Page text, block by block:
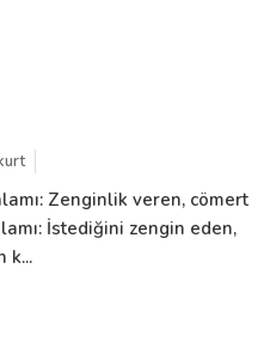
Zenginlik veren, cömert
İstediğini zengin eden,
k...